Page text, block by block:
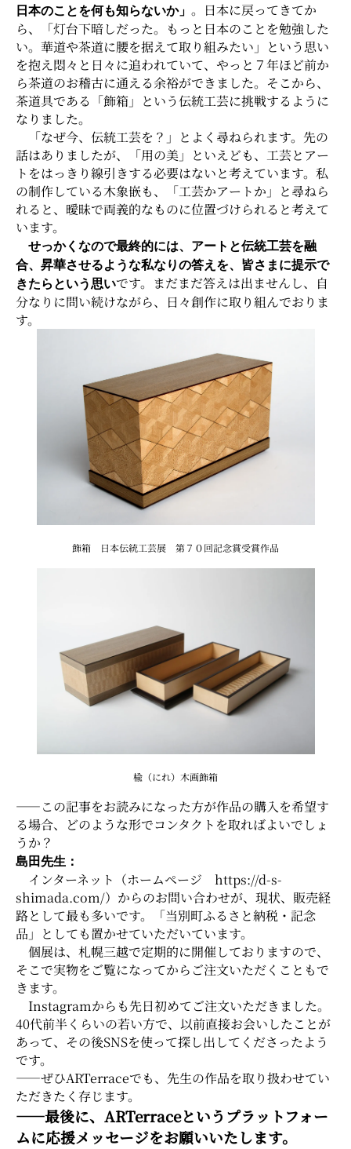
日本のことを何も知らないか」 。日本に戻ってきてか
ら、「灯台下暗しだった。もっと日本のことを勉強した
い。華道や茶道に腰を据えて取り組みたい」という思い
を抱え悶々と日々に追われていて、やっと７年ほど前か
ら茶道のお稽古に通える余裕ができました。そこから、
茶道具である「飾箱」という伝統工芸に挑戦するように
なりました。
「なぜ今、伝統工芸を？」とよく尋ねられます。先の
話はありましたが、「用の美」といえども、工芸とアー
トをはっきり線引きする必要はないと考えています。私
の制作している木象嵌も、「工芸かアートか」と尋ねら
れると、曖昧で両義的なものに位置づけられると考えて
います。
せっかくなので最終的には、アートと伝統工芸を融
合、昇華させるような私なりの答えを、皆さまに提示で
きたらという思いです。まだまだ答えは出ませんし、自
分なりに問い続けながら、日々創作に取り組んでおりま
す。
飾箱 日本伝統工芸展 第７０回記念賞受賞作品
楡（にれ）木画飾箱
――この記事をお読みになった方が作品の購入を希望す
る場合、どのような形でコンタクトを取ればよいでしょ
うか？
島田先生：
インターネット（ホームページ https://d-s-
shimada.com/）からのお問い合わせが、現状、販売経
路として最も多いです。「当別町ふるさと納税・記念
品」としても置かせていただいています。
個展は、札幌三越で定期的に開催しておりますので、
そこで実物をご覧になってからご注文いただくこともで
きます。
Instagramからも先日初めてご注文いただきました。
40代前半くらいの若い方で、以前直接お会いしたことが
あって、その後SNSを使って探し出してくださったよう
です。
――ぜひARTerraceでも、先生の作品を取り扱わせてい
ただきたく存じます。
――最後に、ARTerraceというプラットフォー
ムに応援メッセージをお願いいたします。